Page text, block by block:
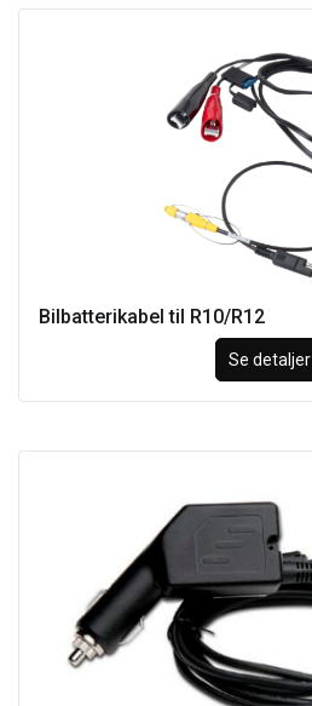
Bilbatterikabel til R10/R12
Se detaljer